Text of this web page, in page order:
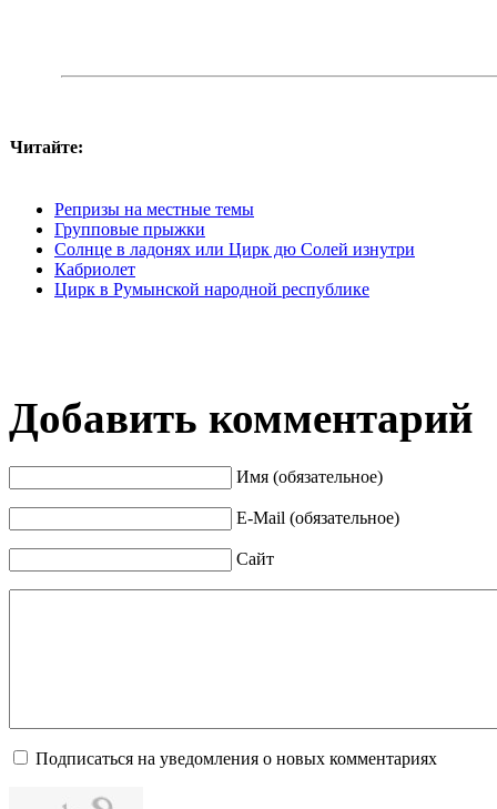
Читайте:
Репризы на местные темы
Групповые прыжки
Солнце в ладонях или Цирк дю Солей изнутри
Кабриолет
Цирк в Румынской народной республике
Добавить комментарий
Имя (обязательное)
E-Mail (обязательное)
Сайт
Подписаться на уведомления о новых комментариях